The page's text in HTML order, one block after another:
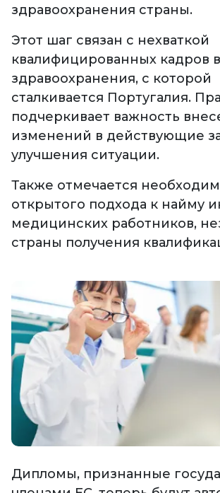
здравоохранения страны.
Этот шаг связан с нехваткой
квалифицированных кадров
здравоохранения, с которой
сталкивается Португалия.
подчеркивает важность
изменений в действующие
улучшения ситуации.
Также отмечается
открытого подхода к найму
медицинских работников,
страны получения
Дипломы, признанные